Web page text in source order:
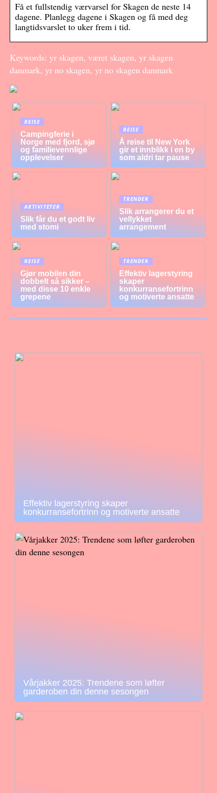
Få et fullstendig værvarsel for Skagen de neste 14
dagene. Planlegg dagene i Skagen og få med deg
langtidsvarslet to uker frem i tid.
Keywords: yr skagen, været skagen, yr skagen
danmark, yr no skagen, yr no skagen danmark
REISE
Campingferie i
Norge med fjord, sjø
og familievennlige
opplevelser
REISE
Å reise til New York
gir et innblikk i en by
som aldri tar pause
AKTIVITETER
Slik får du et godt liv
med stomi
TRENDER
Slik arrangerer du et
vellykket
arrangement
REISE
Gjør mobilen din
dobbelt så sikker –
med disse 10 enkle
grepene
TRENDER
Effektiv lagerstyring
skaper
konkurransefortrinn
og motiverte ansatte
Effektiv lagerstyring skaper
konkurransefortrinn og motiverte ansatte
Vårjakker 2025: Trendene som løfter
garderoben din denne sesongen